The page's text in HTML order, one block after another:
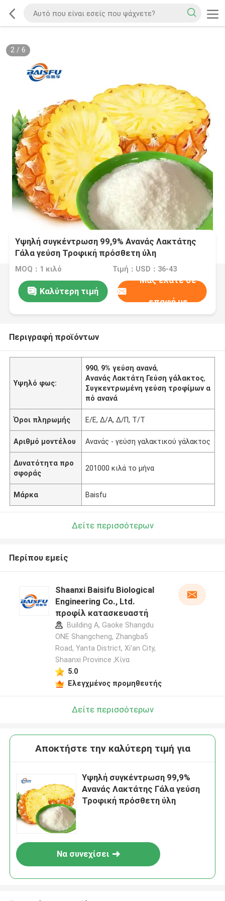
2/ 6
Υψηλή συγκέντρωση 99,9% Ανανάς Λακτάτης
Γάλα γεύση Τροφική πρόσθετη ύλη
MOQ：1 κιλό Τιμή：USD：36-43
Καλύτερη τιμή
Μας ελάτε σε
επαφή με
Περιγραφή προϊόντων
Υψηλό φως:
990, 9% γεύση ανανά,
Ανανάς Λακτάτη Γεύση γάλακτος,
Συγκεντρωμένη γεύση τροφίμων α
πό ανανά
Όροι πληρωμής Ε/Ε, Δ/Α, Δ/Π, Τ/Τ
Αριθμό μοντέλου Ανανάς - γεύση γαλακτικού γάλακτος
Δυνατότητα προ
σφοράς
201000 κιλά το μήνα
Μάρκα Baisfu
Δείτε περισσότερων
Περίπου εμείς
Shaanxi Baisifu Biological
Engineering Co., Ltd.
προφίλ κατασκευαστή
Building A, Gaoke Shangdu
ONE Shangcheng, Zhangba5
Road, Yanta District, Xi'an City,
Shaanxi Province ,Κίνα
5.0
Ελεγχμένος προμηθευτής
Δείτε περισσότερων
Αποκτήστε την καλύτερη τιμή για
Υψηλή συγκέντρωση 99,9%
Ανανάς Λακτάτης Γάλα γεύση
Τροφική πρόσθετη ύλη
Να συνεχίσει